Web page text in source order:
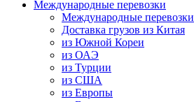
Международные перевозки
Международные перевозки
Доставка грузов из Китая
из Южной Кореи
из ОАЭ
из Турции
из США
из Европы